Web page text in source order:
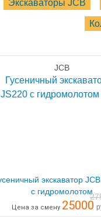
Экскаваторы JCB
JCB
экскаватор
с гидромолотом
Цена за смену 25000